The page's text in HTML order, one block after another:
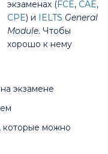
экзаменах (FCE, CAE,
CPE) и IELTS General
Module. Чтобы
хорошо к нему
экзамене
которые можно